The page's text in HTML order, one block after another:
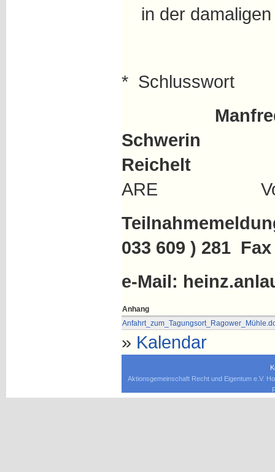
in der damaligen
* Schlusswort
Schwerin
Reichelt
ARE
033 609 ) 281 Fax
e-Mail:
Anhang
» Kalendar
Aktionsgemeinschaft Recht und Eigentum e.V.